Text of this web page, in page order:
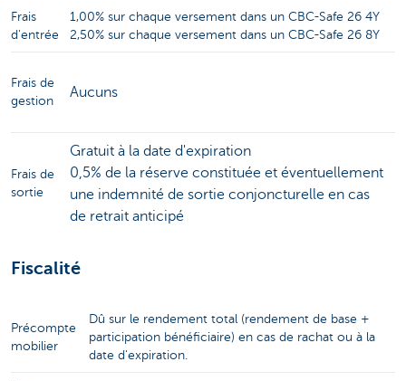
Frais
d'entrée
1,00% sur chaque versement dans un CBC-Safe 26 4Y
2,50% sur chaque versement dans un CBC-Safe 26 8Y
Frais de
gestion
Aucuns
Frais de
sortie
Gratuit à la date d'expiration
0,5% de la réserve constituée et éventuellement
une indemnité de sortie conjoncturelle en cas
de retrait anticipé
Fiscalité
Précompte
mobilier
Dû sur le rendement total (rendement de base +
participation bénéficiaire) en cas de rachat ou à la
date d'expiration.